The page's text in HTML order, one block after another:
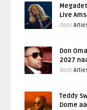
Live
door
Don
2027
door
Teddy
Dome